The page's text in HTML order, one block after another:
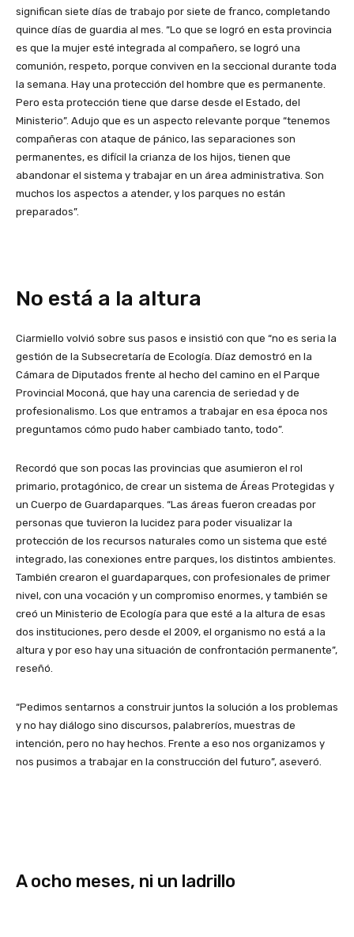
significan siete días de trabajo por siete de franco, completando
quince días de guardia al mes. “Lo que se logró en esta provincia
es que la mujer esté integrada al compañero, se logró una
comunión, respeto, porque conviven en la seccional durante toda
la semana. Hay una protección del hombre que es permanente.
Pero esta protección tiene que darse desde el Estado, del
Ministerio”. Adujo que es un aspecto relevante porque “tenemos
compañeras con ataque de pánico, las separaciones son
permanentes, es difícil la crianza de los hijos, tienen que
abandonar el sistema y trabajar en un área administrativa. Son
muchos los aspectos a atender, y los parques no están
preparados”.
No está a la altura
Ciarmiello volvió sobre sus pasos e insistió con que “no es seria la
gestión de la Subsecretaría de Ecología. Díaz demostró en la
Cámara de Diputados frente al hecho del camino en el Parque
Provincial Moconá, que hay una carencia de seriedad y de
profesionalismo. Los que entramos a trabajar en esa época nos
preguntamos cómo pudo haber cambiado tanto, todo”.
Recordó que son pocas las provincias que asumieron el rol
primario, protagónico, de crear un sistema de Áreas Protegidas y
un Cuerpo de Guardaparques. “Las áreas fueron creadas por
personas que tuvieron la lucidez para poder visualizar la
protección de los recursos naturales como un sistema que esté
integrado, las conexiones entre parques, los distintos ambientes.
También crearon el guardaparques, con profesionales de primer
nivel, con una vocación y un compromiso enormes, y también se
creó un Ministerio de Ecología para que esté a la altura de esas
dos instituciones, pero desde el 2009, el organismo no está a la
altura y por eso hay una situación de confrontación permanente”,
reseñó.
“Pedimos sentarnos a construir juntos la solución a los problemas
y no hay diálogo sino discursos, palabreríos, muestras de
intención, pero no hay hechos. Frente a eso nos organizamos y
nos pusimos a trabajar en la construcción del futuro”, aseveró.
A ocho meses, ni un ladrillo